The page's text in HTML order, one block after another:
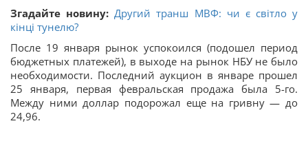
Згадайте новину:Другий транш МВФ: чи є світло у
кінці тунелю?
После 19 января рынок успокоился (подошел период
бюджетных платежей), в выходе на рынок НБУ не было
необходимости. Последний аукцион в январе прошел
25 января, первая февральская продажа была 5-го.
Между ними доллар подорожал еще на гривну — до
24,96.